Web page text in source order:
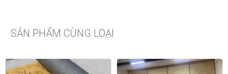
SẢN PHẨM CÙNG LOẠI